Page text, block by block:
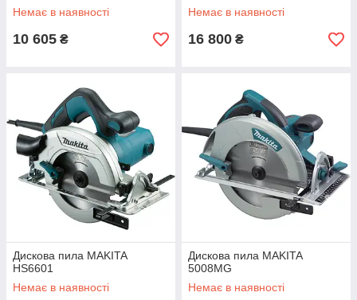
Немає в наявності
10 605 ₴
Немає в наявності
16 800 ₴
Дискова пила MAKITA
HS6601
Немає в наявності
Дискова пила MAKITA
5008MG
Немає в наявності